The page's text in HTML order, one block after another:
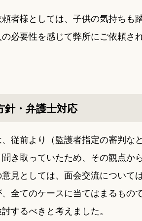
者様としては、子供の気持ちも
必要性を感じて弊所にご依頼され
針・弁護士対応
従前より（監護者指定の審判な
き取っていたため、その観点か
見としては、面会交流について
全てのケースに当てはまるもの
するべきと考えました。